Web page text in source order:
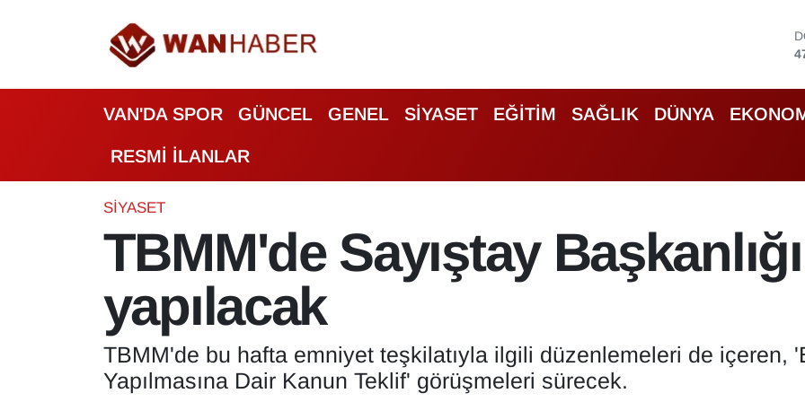
VAN'DA SPOR GÜNCEL GENEL SİYASET EĞİTİM SAĞLIK DÜNYA
RESMİ İLANLAR
SİYASET
TBMM'de Sayıştay
yapılacak
TBMM'de bu hafta emniyet teşkilatıyla ilgili düzenlemeleri de içeren,
Yapılmasına Dair Kanun Teklif' görüşmeleri sürecek.
ASAYİŞ
BİLİM VE TEKNOLOJİ
Biyografi
Bölge Haberleri
ÇEVRE
Deprem
Dernekler, Odalar
Van Nöbetçi Eczaneler
Van Hava Durumu
Van Namaz Vakitleri
Van Trafik Yoğunluk Haritası
Süper Lig Puan Durumu ve Fikstür
Tüm Manşetler
Son Dakika Haberleri
Haber Arşivi